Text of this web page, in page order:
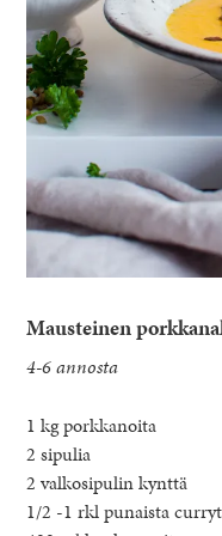
Mausteinen
4-6 annosta
1 kg porkkanoita
2 sipulia
2 valkosipulin kynttä
1/2 -1 rkl punaista